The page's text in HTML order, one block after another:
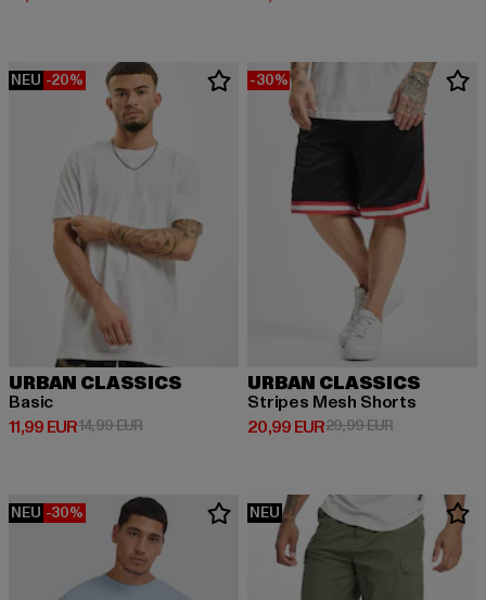
NEU -20%
URBAN CLASSICS
Basic
11,99 EUR
Derzeitiger Preis: 11,99 EUR
14,99 EURAktionspreis: 14,99 EUR
-30%
URBAN CLASSICS
Stripes Mesh Shorts
20,99 EUR
Derzeitiger Preis: 20,99 EUR
29,99 EURAktionspreis:
NEU -30% NEU